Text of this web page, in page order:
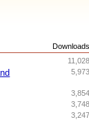
Downloads
11,028
5,973
3,854
3,748
3,247